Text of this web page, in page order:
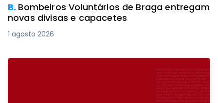
B. Bombeiros Voluntários de Braga entregam
novas divisas e capacetes
1 agosto 2026